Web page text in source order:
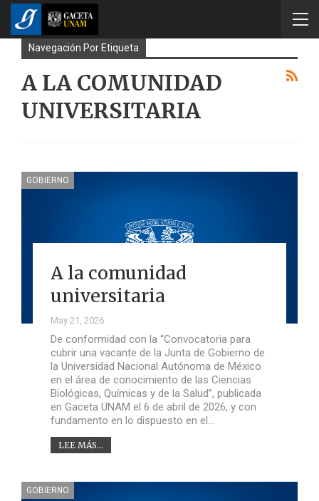
Navegación Por Etiqueta
A LA COMUNIDAD
UNIVERSITARIA
GOBIERNO
A la comunidad
universitaria
May 21, 2026
De conformidad con la “Convocatoria para
cubrir una vacante de la Junta de Gobierno de
la Universidad Nacional Autónoma de México
en el área de conocimiento de las Ciencias
Biológicas, Químicas y de la Salud”, publicada
en Gaceta UNAM el 6 de abril de 2026, y con
fundamento en lo dispuesto en el…
LEE MÁS...
GOBIERNO